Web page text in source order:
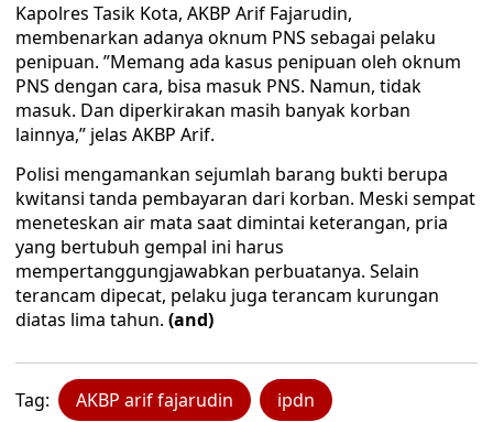
Kapolres Tasik Kota, AKBP Arif Fajarudin,
membenarkan adanya oknum PNS sebagai pelaku
penipuan. ”Memang ada kasus penipuan oleh oknum
PNS dengan cara, bisa masuk PNS. Namun, tidak
masuk. Dan diperkirakan masih banyak korban
lainnya,” jelas AKBP Arif.
Polisi mengamankan sejumlah barang bukti berupa
kwitansi tanda pembayaran dari korban. Meski sempat
meneteskan air mata saat dimintai keterangan, pria
yang bertubuh gempal ini harus
mempertanggungjawabkan perbuatanya. Selain
terancam dipecat, pelaku juga terancam kurungan
diatas lima tahun. (and)
Tag: AKBP arif fajarudin ipdn